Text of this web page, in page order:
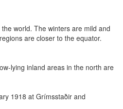
world. The winters are mild and
are closer to the equator.
lying inland areas in the north are
1918 at Grímsstaðir and